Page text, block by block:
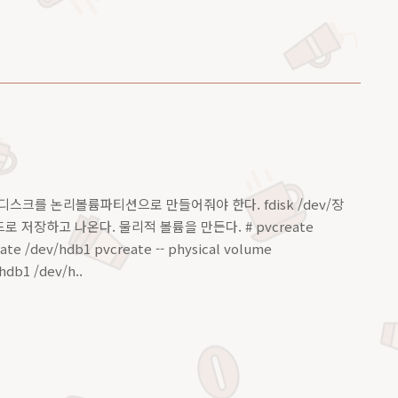
크를 논리볼륨파티션으로 만들어줘야 한다. fdisk /dev/장
저장하고 나온다. 물리적 볼륨을 만든다. # pvcreate
/dev/hdb1 pvcreate -- physical volume
/dev/h..